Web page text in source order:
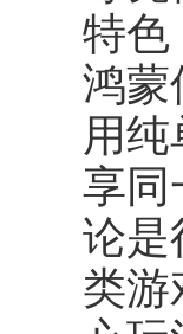
特
鸿
用
享
论
类